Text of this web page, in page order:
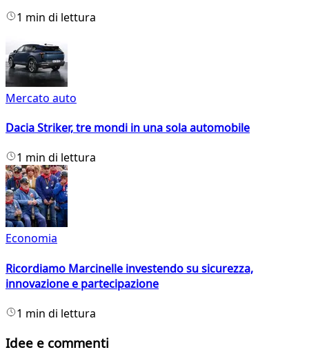
1 min di lettura
Mercato auto
Dacia Striker, tre mondi in una sola automobile
1 min di lettura
Economia
Ricordiamo Marcinelle investendo su sicurezza,
innovazione e partecipazione
1 min di lettura
Idee e commenti